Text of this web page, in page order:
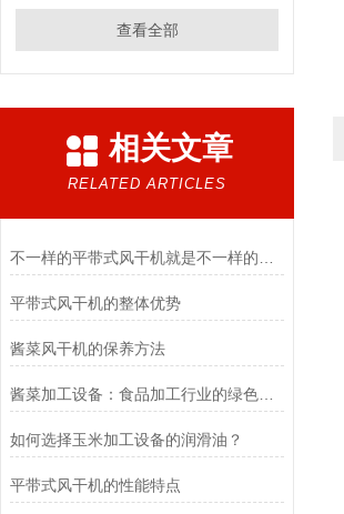
查看全部
相关文章
RELATED ARTICLES
平带式风干机的整体优势
酱菜风干机的保养方法
酱菜加工设备：食品加工行业的绿色革命者
如何选择玉米加工设备的润滑油？
平带式风干机的性能特点